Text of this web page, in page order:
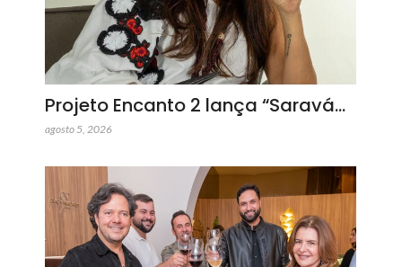
Projeto Encanto 2 lança “Saravá…
agosto 5, 2026